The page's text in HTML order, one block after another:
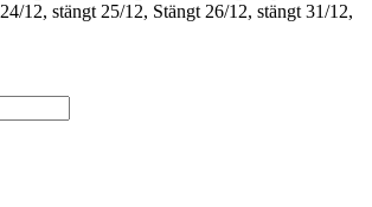
24/12, stängt 25/12, Stängt 26/12, stängt 31/12,